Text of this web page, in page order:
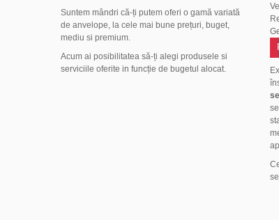
Suntem mândri că-ți putem oferi o gamă variată
de anvelope, la cele mai bune prețuri, buget,
mediu si premium.
Acum ai posibilitatea să-ți alegi produsele si
serviciile oferite in funcție de bugetul alocat.